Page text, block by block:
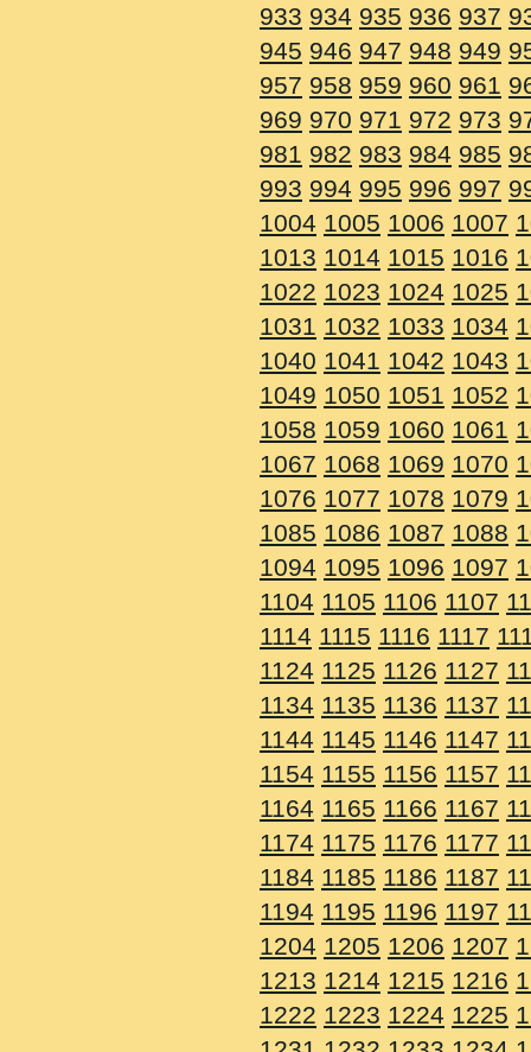
933 934 935 936 937
945 946 947 948 949
957 958 959 960 961
969 970 971 972 973
981 982 983 984 985
993 994 995 996 997
1004 1005 1006 1007
1013 1014 1015 1016
1022 1023 1024 1025
1031 1032 1033 1034
1040 1041 1042 1043
1049 1050 1051 1052
1058 1059 1060 1061
1067 1068 1069 1070
1076 1077 1078 1079
1085 1086 1087 1088
1094 1095 1096 1097
1104 1105 1106 1107
1114 1115 1116 1117
1124 1125 1126 1127
1134 1135 1136 1137
1144 1145 1146 1147
1154 1155 1156 1157
1164 1165 1166 1167
1174 1175 1176 1177
1184 1185 1186 1187
1194 1195 1196 1197
1204 1205 1206 1207
1213 1214 1215 1216
1222 1223 1224 1225